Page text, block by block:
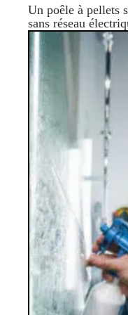
Un poêle à pellets
sans réseau